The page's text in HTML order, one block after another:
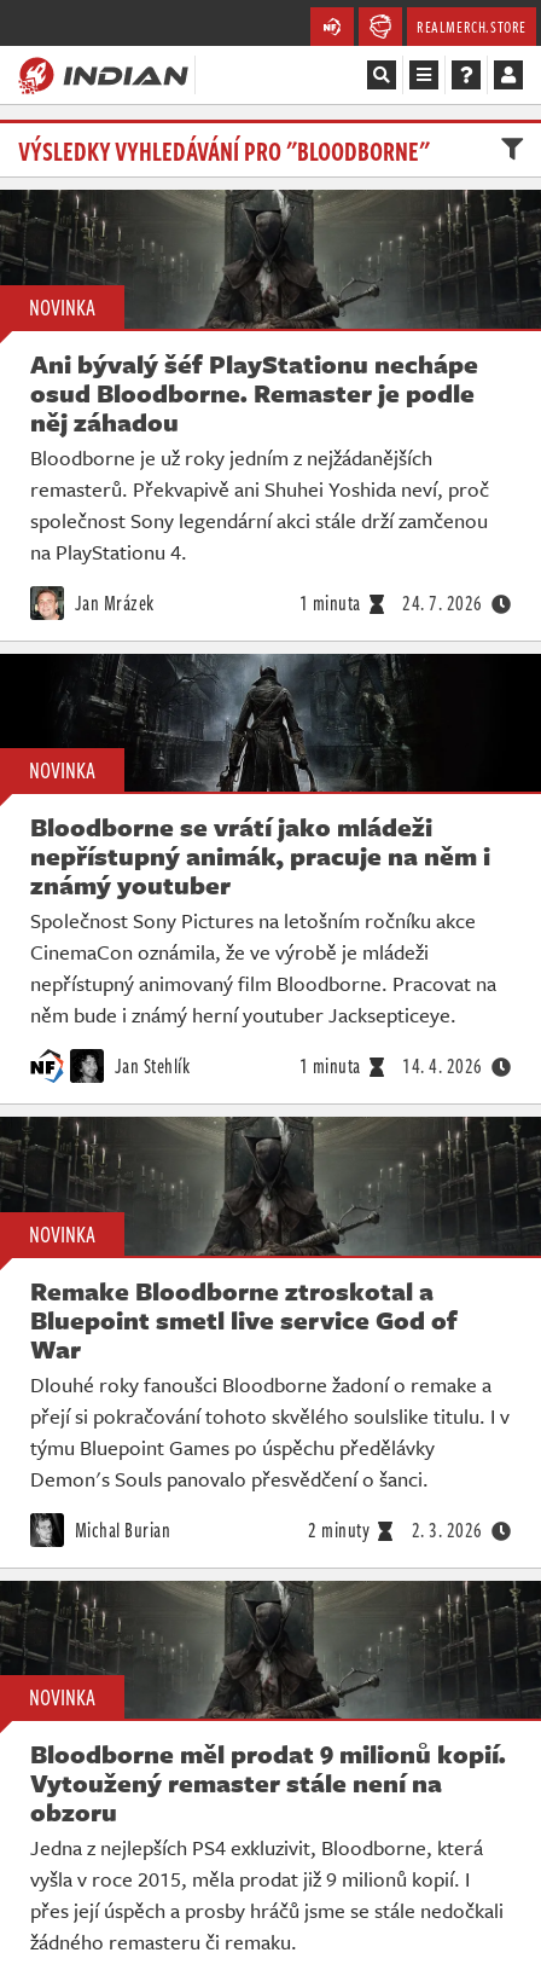
REALMERCH.STORE
Magazín
Recenze
Videa
Soutěže
Databáze
Komunita
Redakce
Živě
VÝSLEDKY VYHLEDÁVÁNÍ PRO "BLOODBORNE"
NOVINKA
Ani bývalý šéf PlayStationu nechápe
osud Bloodborne. Remaster je podle
něj záhadou
Bloodborne je už roky jedním z nejžádanějších
remasterů. Překvapivě ani Shuhei Yoshida neví, proč
společnost Sony legendární akci stále drží zamčenou
na PlayStationu 4.
Jan Mrázek 1 minuta 24. 7. 2026
NOVINKA
Bloodborne se vrátí jako mládeži
nepřístupný animák, pracuje na něm i
známý youtuber
Společnost Sony Pictures na letošním ročníku akce
CinemaCon oznámila, že ve výrobě je mládeži
nepřístupný animovaný film Bloodborne. Pracovat na
něm bude i známý herní youtuber Jacksepticeye.
Jan Stehlík 1 minuta 14. 4. 2026
NOVINKA
Remake Bloodborne ztroskotal a
Bluepoint smetl live service God of
War
Dlouhé roky fanoušci Bloodborne žadoní o remake a
přejí si pokračování tohoto skvělého soulslike titulu. I v
týmu Bluepoint Games po úspěchu předělávky
Demon's Souls panovalo přesvědčení o šanci.
Michal Burian 2 minuty 2. 3. 2026
NOVINKA
Bloodborne měl prodat 9 milionů kopií.
Vytoužený remaster stále není na
obzoru
Jedna z nejlepších PS4 exkluzivit, Bloodborne, která
vyšla v roce 2015, měla prodat již 9 milionů kopií. I
přes její úspěch a prosby hráčů jsme se stále nedočkali
žádného remasteru či remaku.